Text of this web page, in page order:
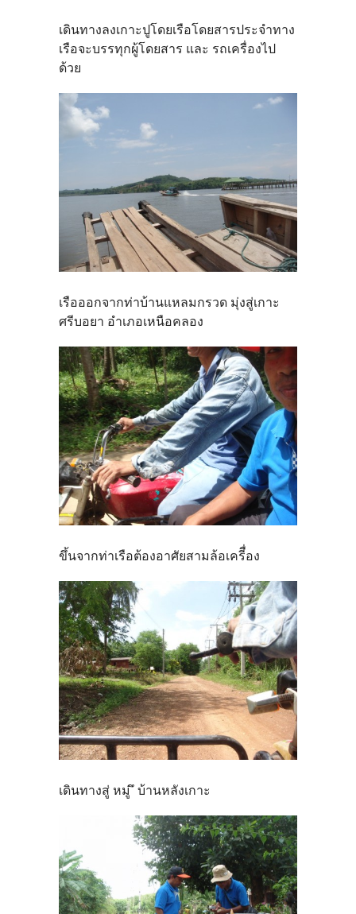
เดินทางลงเกาะปูโดยเรือโดยสารประจำทาง
เรือจะบรรทุกผู้โดยสาร และ รถเครื่องไป
ด้วย
เรือออกจากท่าบ้านแหลมกรวด มุ่งสู่เกาะ
ศรีบอยา อำเภอเหนือคลอง
ขึ้นจากท่าเรือต้องอาศัยสามล้อเครีื่อง
เดินทางสู่ หมู่ ึ บ้านหลังเกาะ